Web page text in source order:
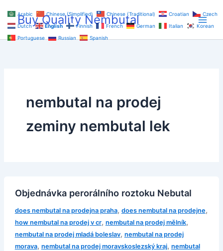
content
Buy Quality Nembutal
nembutal na prodej
zeminy nembutal lek
Objednávka perorálního roztoku Nebutal
does nembutal na prodejna praha, does nembutal na prodejne,
how nembutal na prodej v cr, nembutal na prodej mělník,
nembutal na prodej mladá boleslav, nembutal na prodej
morava, nembutal na prodej moravskoslezský kraj, nembutal
Arabic Chinese (Simplified) Chinese (Traditional) Croatian
Czech
Dutch
English Finnish French German Italian
Korean
Portuguese
Russian Spanish